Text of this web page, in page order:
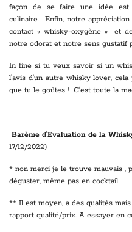
façon de se faire une idée est
culinaire. Enfin, notre
contact « whisky-oxygène » et
notre odorat et notre sens gustatif
In fine si tu veux savoir si un
l’avis d’un autre whisky lover,
que tu le goûtes ! C'est toute la
Barème d’Evaluation de la
17/12/2022)
* non merci je le trouve mauvais ,
déguster, même pas en cocktail
** Il est moyen, a des qualités
rapport qualité/prix. A essayer en